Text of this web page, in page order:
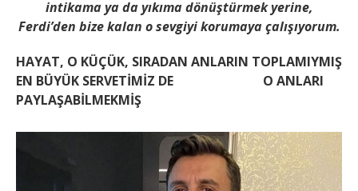
intikama ya da yıkıma dönüştürmek yerine,
Ferdi’den bize kalan o sevgiyi korumaya çalışıyorum.
HAYAT, O KÜÇÜK, SIRADAN ANLARIN TOPLAMIYMIŞ
EN BÜYÜK SERVETİMİZ DE O ANLARI
PAYLAŞABİLMEKMİŞ